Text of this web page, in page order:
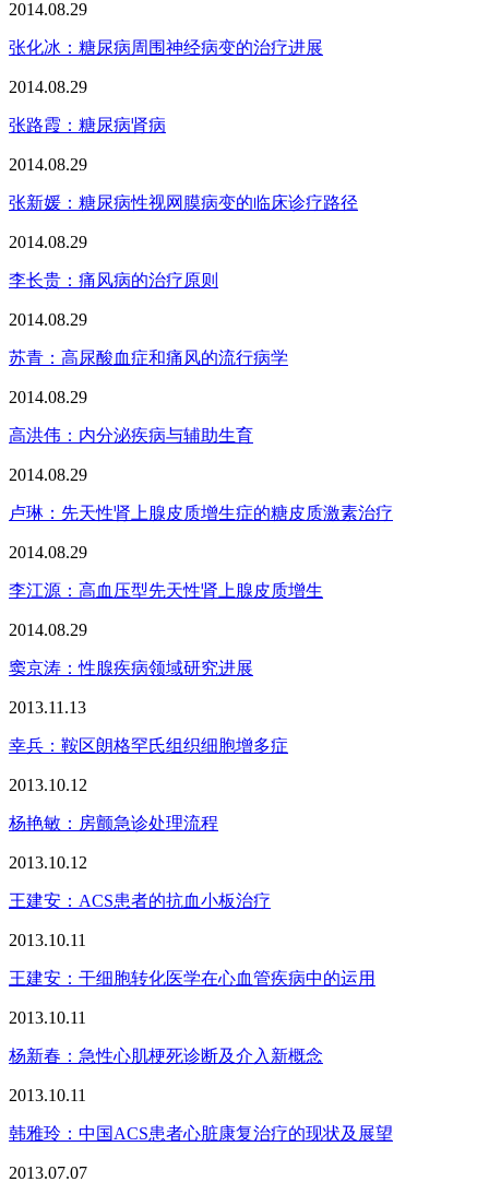
2014.08.29
张化冰：糖尿病周围神经病变的治疗进展
2014.08.29
张路霞：糖尿病肾病
2014.08.29
张新媛：糖尿病性视网膜病变的临床诊疗路径
2014.08.29
李长贵：痛风病的治疗原则
2014.08.29
苏青：高尿酸血症和痛风的流行病学
2014.08.29
高洪伟：内分泌疾病与辅助生育
2014.08.29
卢琳：先天性肾上腺皮质增生症的糖皮质激素治疗
2014.08.29
李江源：高血压型先天性肾上腺皮质增生
2014.08.29
窦京涛：性腺疾病领域研究进展
2013.11.13
幸兵：鞍区朗格罕氏组织细胞增多症
2013.10.12
杨艳敏：房颤急诊处理流程
2013.10.12
王建安：ACS患者的抗血小板治疗
2013.10.11
王建安：干细胞转化医学在心血管疾病中的运用
2013.10.11
杨新春：急性心肌梗死诊断及介入新概念
2013.10.11
韩雅玲：中国ACS患者心脏康复治疗的现状及展望
2013.07.07